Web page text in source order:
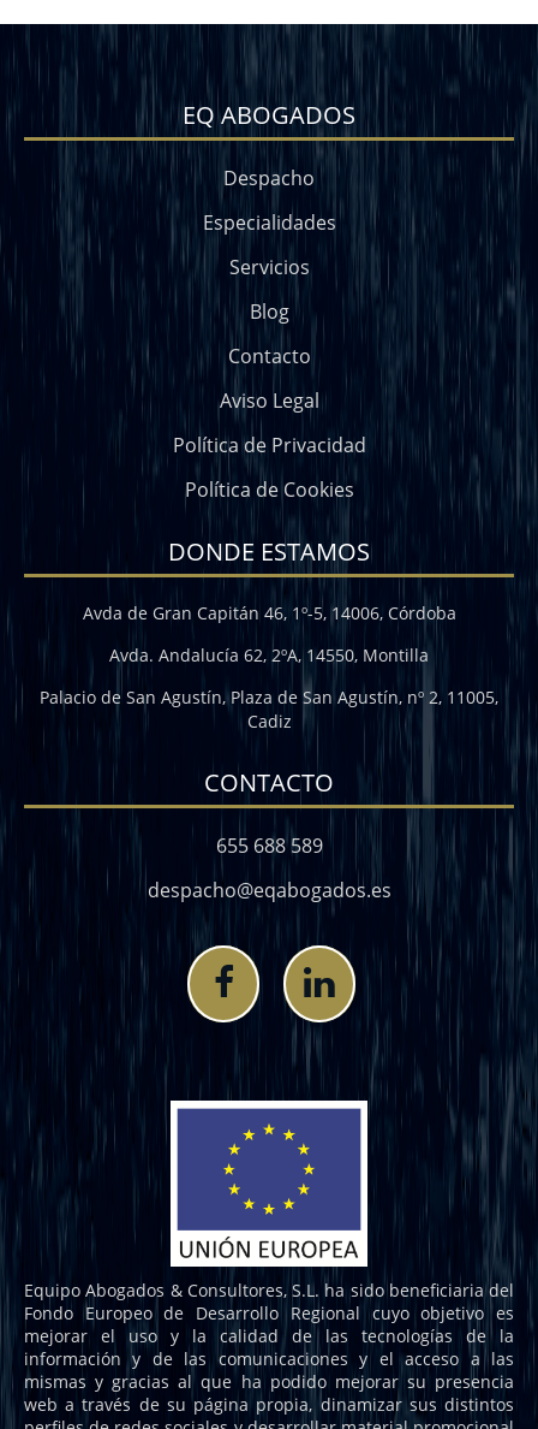
EQ ABOGADOS
Despacho
Especialidades
Servicios
Blog
Contacto
Aviso Legal
Política de Privacidad
Política de Cookies
DONDE ESTAMOS
Avda de Gran Capitán 46, 1º-5, 14006, Córdoba
Avda. Andalucía 62, 2ºA, 14550, Montilla
Palacio de San Agustín, Plaza de San Agustín, nº 2, 11005,
Cadiz
CONTACTO
655 688 589
despacho@eqabogados.es
Equipo Abogados & Consultores, S.L. ha sido beneficiaria del
Fondo Europeo de Desarrollo Regional cuyo objetivo es
mejorar el uso y la calidad de las tecnologías de la
información y de las comunicaciones y el acceso a las
mismas y gracias al que ha podido mejorar su presencia
web a través de su página propia, dinamizar sus distintos